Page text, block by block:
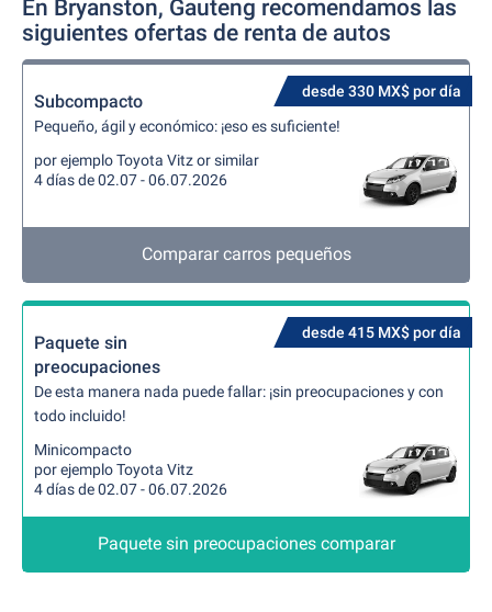
En Bryanston, Gauteng recomendamos las
siguientes ofertas de renta de autos
desde 330 MX$ por día
Subcompacto
Pequeño, ágil y económico: ¡eso es suficiente!
por ejemplo Toyota Vitz or similar
4 días de 02.07 - 06.07.2026
Comparar carros pequeños
desde 415 MX$ por día
Paquete sin
preocupaciones
De esta manera nada puede fallar: ¡sin preocupaciones y con
todo incluido!
Minicompacto
por ejemplo Toyota Vitz
4 días de 02.07 - 06.07.2026
Paquete sin preocupaciones comparar